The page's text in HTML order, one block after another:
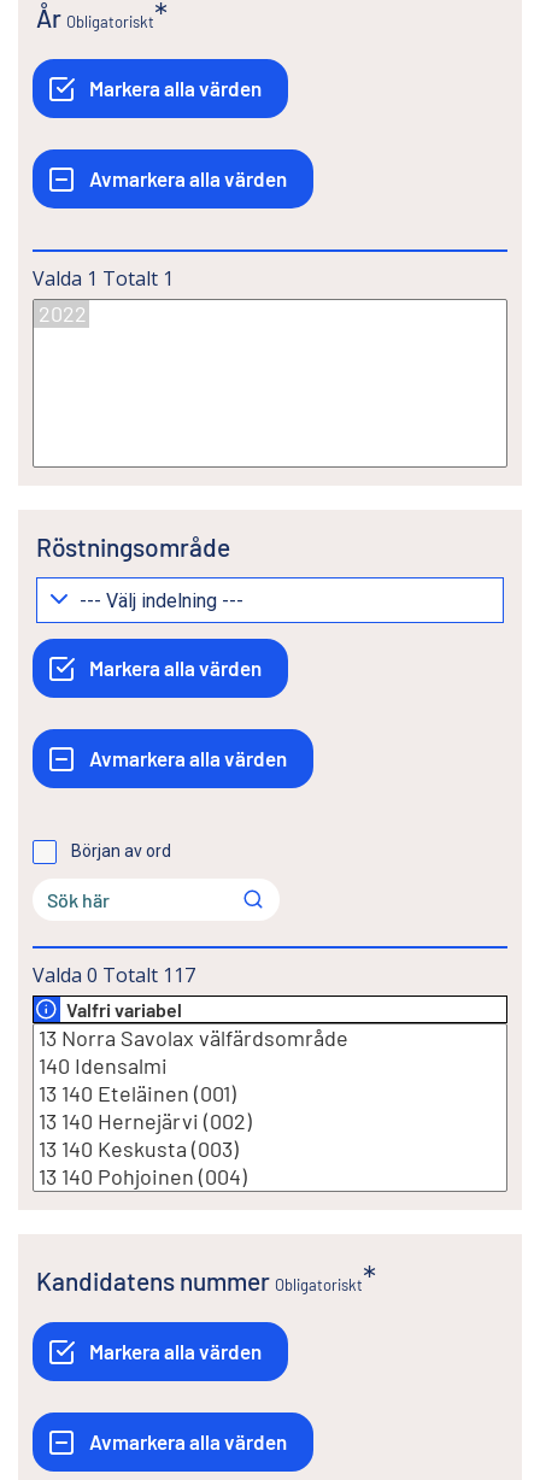
År Obligatoriskt
Valda 1 Totalt 1
Röstningsområde
Början av ord
Valda 0 Totalt 117
Valfri variabel
Kandidatens nummer Obligatoriskt